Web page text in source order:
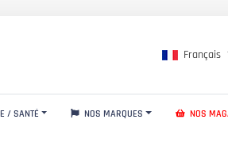
Français
/ SANTÉ NOS MARQUES NOS